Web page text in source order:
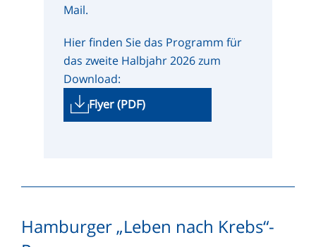
Mail.
Hier finden Sie das Programm für
das zweite Halbjahr 2026 zum
Download:
Flyer (PDF)
Hamburger „Leben nach Krebs“-